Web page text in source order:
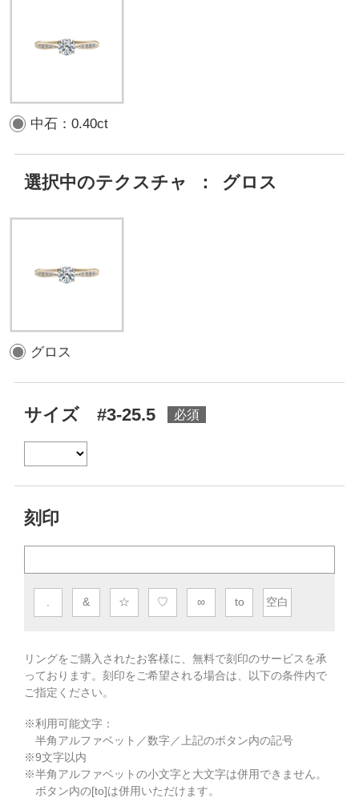
中石：0.40ct
選択中のテクスチャ ： グロス
グロス
サイズ #3-25.5
刻印
. & ☆ ♡ ∞ to 空白
リングをご購入されたお客様に、無料で刻印のサービスを承
っております。 刻印をご希望される場合は、以下の条件内で
ご指定ください。
※利用可能文字：
半角アルファベット／数字／上記のボタン内の記号
※9文字以内
※半角アルファベットの小文字と大文字は併用できません。
ボタン内の[to]は併用いただけます。